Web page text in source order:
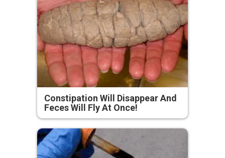
Constipation Will Disappear And
Feces Will Fly At Once!